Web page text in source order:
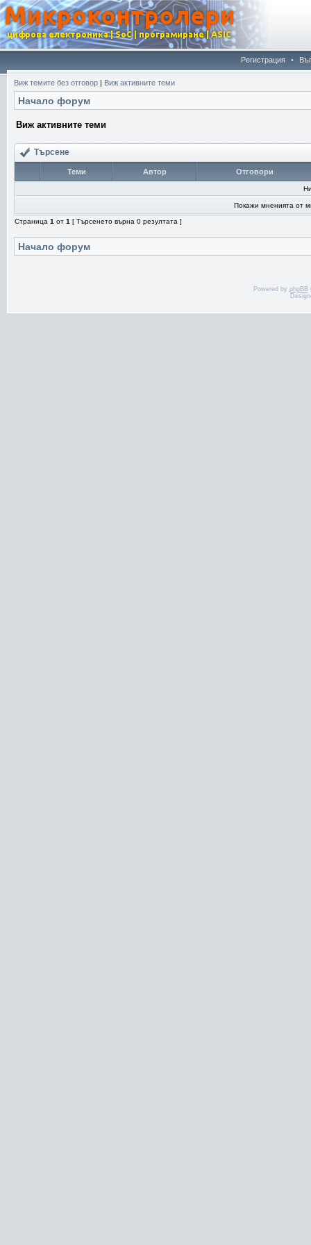
Регистрация •
Виж темите без отговор | Виж активните теми
Начало форум
Виж активните теми
Търсене
Теми Автор Отговори
Покажи мненията от
Страница 1 от 1 [ Търсенето върна 0 резултата ]
Начало форум
Powered by phpBB